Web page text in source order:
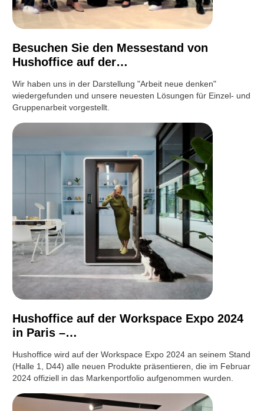
Besuchen Sie den Messestand von
Hushoffice auf der…
Wir haben uns in der Darstellung "Arbeit neue denken"
wiedergefunden und unsere neuesten Lösungen für Einzel- und
Gruppenarbeit vorgestellt.
Hushoffice auf der Workspace Expo 2024
in Paris –…
Hushoffice wird auf der Workspace Expo 2024 an seinem Stand
(Halle 1, D44) alle neuen Produkte präsentieren, die im Februar
2024 offiziell in das Markenportfolio aufgenommen wurden.